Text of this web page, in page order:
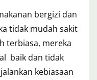
bergizi dan
tidak mudah sakit
terbiasa, mereka
baik dan tidak
kebiasaan